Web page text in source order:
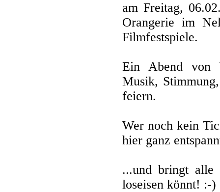
am Freitag,
Orangerie im
Filmfestspiele.
Ein Abend von
Musik,
feiern.
Wer noch kein
hier ganz
...und bringt
loseisen könnt! :-)